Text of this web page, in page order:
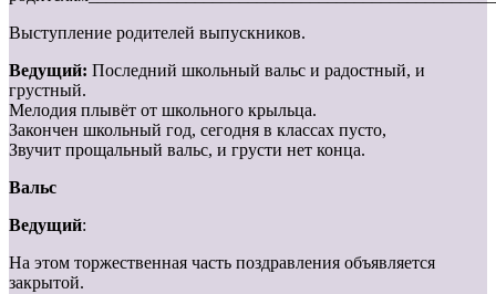
Выступление родителей выпускников.
Ведущий: Последний школьный вальс и радостный, и
грустный.
Мелодия плывёт от школьного крыльца.
Закончен школьный год, сегодня в классах пусто,
Звучит прощальный вальс, и грусти нет конца.
Вальс
Ведущий:
На этом торжественная часть поздравления объявляется
закрытой.